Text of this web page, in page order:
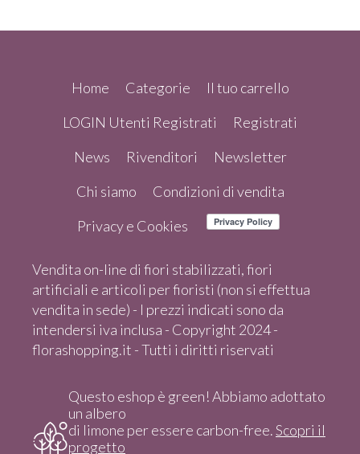
Home Categorie
Il tuo carrello
LOGIN Utenti Registrati
Registrati
News
Rivenditori
Newsletter
Chi siamo
Condizioni di vendita
Privacy e Cookies
Vendita on-line di fiori stabilizzati, fiori
artificiali e articoli per fioristi (non si effettua
vendita in sede) - I prezzi indicati sono da
intendersi iva inclusa - Copyright 2024 -
florashopping.it - Tutti i diritti riservati
Questo eshop è green! Abbiamo adottato
un albero
di limone per essere carbon-free.Scopri il
progetto